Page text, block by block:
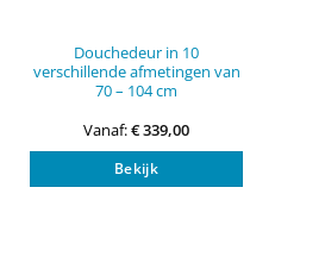
Douchedeur in 10
verschillende afmetingen van
70 – 104 cm
Vanaf:€339,00
Bekijk
Dit